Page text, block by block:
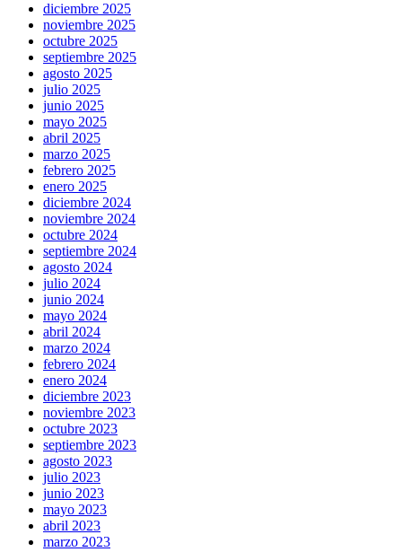
diciembre 2025
noviembre 2025
octubre 2025
septiembre 2025
agosto 2025
julio 2025
junio 2025
mayo 2025
abril 2025
marzo 2025
febrero 2025
enero 2025
diciembre 2024
noviembre 2024
octubre 2024
septiembre 2024
agosto 2024
julio 2024
junio 2024
mayo 2024
abril 2024
marzo 2024
febrero 2024
enero 2024
diciembre 2023
noviembre 2023
octubre 2023
septiembre 2023
agosto 2023
julio 2023
junio 2023
mayo 2023
abril 2023
marzo 2023